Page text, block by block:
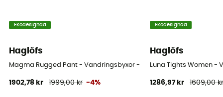
Ekodesignad
Haglöfs
Magma Rugged Pant - Vandringsbyxor - Dam
1902,78 kr 1999,00 kr -4%
Ekodesignad
Haglöfs
Luna Tights Women -
1286,97 kr 1609,00